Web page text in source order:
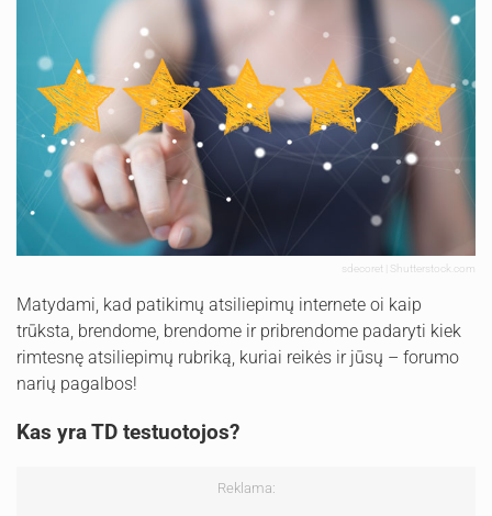
sdecoret | Shutterstock.com
Matydami, kad patikimų atsiliepimų internete oi kaip
trūksta, brendome, brendome ir pribrendome padaryti kiek
rimtesnę atsiliepimų rubriką, kuriai reikės ir jūsų – forumo
narių pagalbos!
Kas yra TD testuotojos?
Reklama: